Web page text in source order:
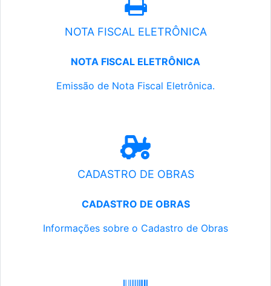
NOTA FISCAL ELETRÔNICA
NOTA FISCAL ELETRÔNICA
Emissão de Nota Fiscal Eletrônica.
CADASTRO DE OBRAS
CADASTRO DE OBRAS
Informações sobre o Cadastro de Obras